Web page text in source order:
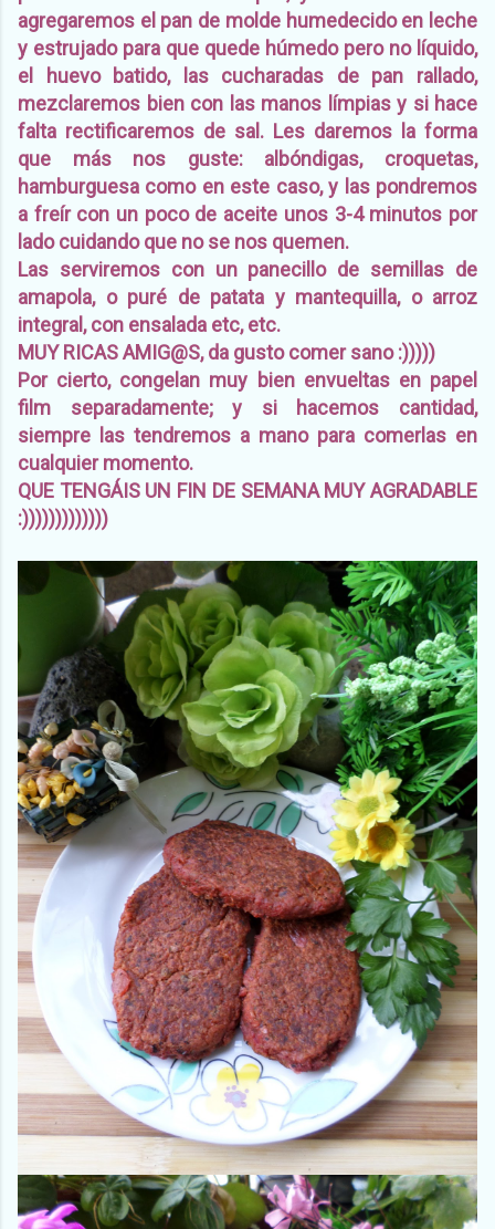
agregaremos el pan de molde humedecido en leche
y estrujado para que quede húmedo pero no líquido,
el huevo batido, las cucharadas de pan rallado,
mezclaremos bien con las manos límpias y si hace
falta rectificaremos de sal. Les daremos la forma
que más nos guste: albóndigas, croquetas,
hamburguesa como en este caso, y las pondremos
a freír con un poco de aceite unos 3-4 minutos por
lado cuidando que no se nos quemen.
Las serviremos con un panecillo de semillas de
amapola, o puré de patata y mantequilla, o arroz
integral, con ensalada etc, etc.
MUY RICAS AMIG@S, da gusto comer sano :)))))
Por cierto, congelan muy bien envueltas en papel
film separadamente; y si hacemos cantidad,
siempre las tendremos a mano para comerlas en
cualquier momento.
QUE TENGÁIS UN FIN DE SEMANA MUY AGRADABLE
:)))))))))))))